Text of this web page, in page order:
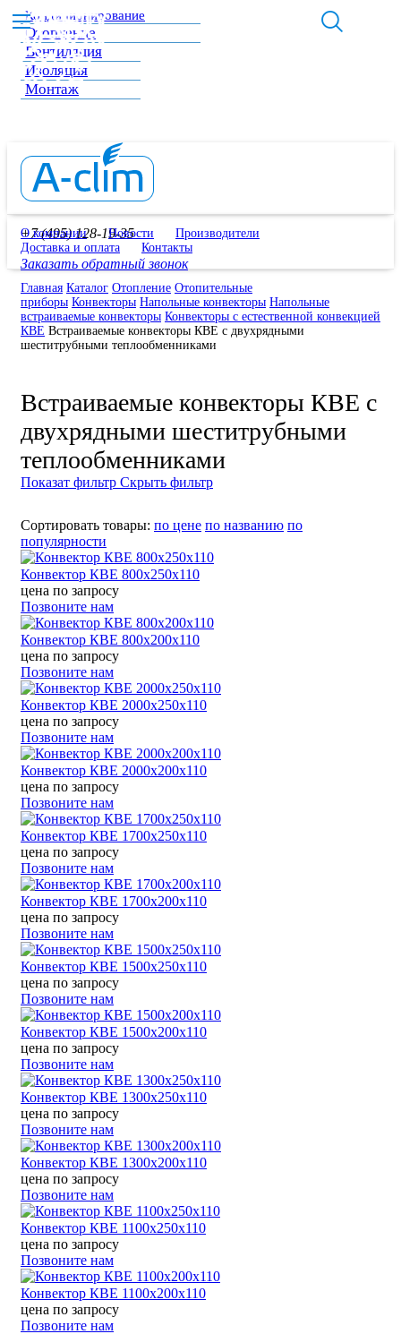
Кондиционирование
Отопление
Вентиляция
Изоляция
Монтаж
+7 (495) 128-19-35
Заказать обратный звонок
О компании Новости
Производители
Доставка и оплата
Контакты
Главная Каталог Отопление Отопительные
приборы Конвекторы Напольные конвекторы Напольные
встраиваемые конвекторы Конвекторы с естественной конвекцией
КВЕ Встраиваемые конвекторы КВЕ с двухрядными
шеститрубными теплообменниками
Встраиваемые конвекторы КВЕ с
двухрядными шеститрубными
теплообменниками
Показат фильтр Скрыть фильтр
Сортировать товары: по цене по названию по
популярности
Конвектор КВЕ 800х250х110
цена по запросу
Позвоните нам
Конвектор КВЕ 800х200х110
цена по запросу
Позвоните нам
Конвектор КВЕ 2000х250х110
цена по запросу
Позвоните нам
Конвектор КВЕ 2000х200х110
цена по запросу
Позвоните нам
Конвектор КВЕ 1700х250х110
цена по запросу
Позвоните нам
Конвектор КВЕ 1700х200х110
цена по запросу
Позвоните нам
Конвектор КВЕ 1500х250х110
цена по запросу
Позвоните нам
Конвектор КВЕ 1500х200х110
цена по запросу
Позвоните нам
Конвектор КВЕ 1300х250х110
цена по запросу
Позвоните нам
Конвектор КВЕ 1300х200х110
цена по запросу
Позвоните нам
Конвектор КВЕ 1100х250х110
цена по запросу
Позвоните нам
Конвектор КВЕ 1100х200х110
цена по запросу
Позвоните нам